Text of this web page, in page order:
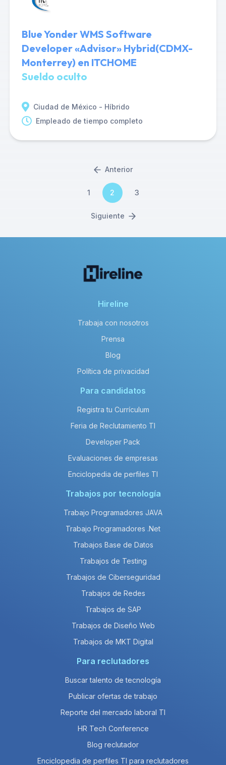
Blue Yonder WMS Software
Developer «Advisor» Hybrid(CDMX-
Monterrey) en ITCHOME
Sueldo oculto
Ciudad de México - Híbrido
Empleado de tiempo completo
Anterior
1 2 3
Siguiente
Hireline
Trabaja con nosotros
Prensa
Blog
Política de privacidad
Para candidatos
Registra tu Currículum
Feria de Reclutamiento TI
Developer Pack
Evaluaciones de empresas
Enciclopedia de perfiles TI
Trabajos por tecnología
Trabajo Programadores JAVA
Trabajo Programadores .Net
Trabajos Base de Datos
Trabajos de Testing
Trabajos de Ciberseguridad
Trabajos de Redes
Trabajos de SAP
Trabajos de Diseño Web
Trabajos de MKT Digital
Para reclutadores
Buscar talento de tecnología
Publicar ofertas de trabajo
Reporte del mercado laboral TI
HR Tech Conference
Blog reclutador
Enciclopedia de perfiles TI para reclutadores